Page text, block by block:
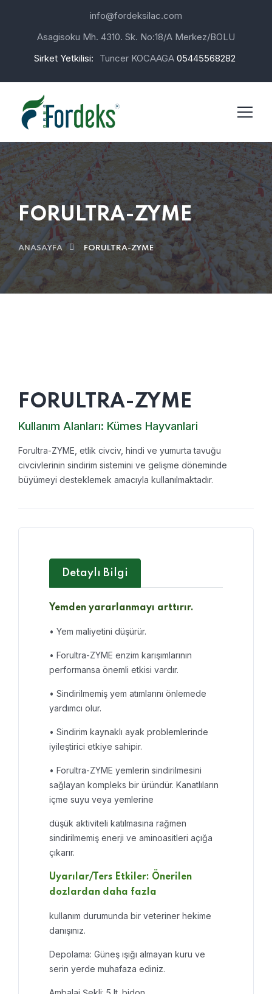
info@fordeksilac.com
Asagisoku Mh. 4310. Sk. No:18/A Merkez/BOLU
Sirket Yetkilisi:
Tuncer KOCAAGA 05445568282
FORULTRA-ZYME
ANASAYFA FORULTRA-ZYME
FORULTRA-ZYME
Kullanım Alanları: Kümes Hayvanlari
Forultra-ZYME, etlik civciv, hindi ve yumurta tavuğu
civcivlerinin sindirim sistemini ve gelişme döneminde
büyümeyi desteklemek amacıyla kullanılmaktadır.
Detaylı Bilgi
Yemden yararlanmayı arttırır.
• Yem maliyetini düşürür.
• Forultra-ZYME enzim karışımlarının
performansa önemli etkisi vardır.
• Sindirilmemiş yem atımlarını önlemede
yardımcı olur.
• Sindirim kaynaklı ayak problemlerinde
iyileştirici etkiye sahipir.
• Forultra-ZYME yemlerin sindirilmesini
sağlayan kompleks bir üründür. Kanatlıların
içme suyu veya yemlerine
düşük aktiviteli katılmasına rağmen
sindirilmemiş enerji ve aminoasitleri açığa
çıkarır.
Uyarılar/Ters Etki ler: Öneri len
dozlardan daha fazla
kullanım durumunda bir veteriner hekime
danışınız.
Depolama: Güneş ışığı almayan kuru ve
serin yerde muhafaza ediniz.